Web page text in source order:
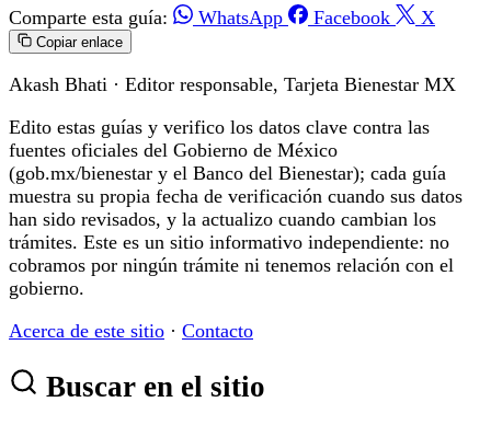
Comparte esta guía: WhatsApp Facebook X
Copiar enlace
Akash Bhati · Editor responsable, Tarjeta Bienestar MX
Edito estas guías y verifico los datos clave contra las
fuentes oficiales del Gobierno de México
(gob.mx/bienestar y el Banco del Bienestar); cada guía
muestra su propia fecha de verificación cuando sus datos
han sido revisados, y la actualizo cuando cambian los
trámites. Este es un sitio informativo independiente: no
cobramos por ningún trámite ni tenemos relación con el
gobierno.
Acerca de este sitio · Contacto
Buscar en el sitio